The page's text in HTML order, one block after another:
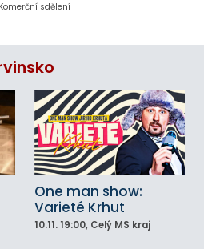
Komerční sdělení
One man show:
Varieté Krhut
10.11. 19:00, Celý MS kraj